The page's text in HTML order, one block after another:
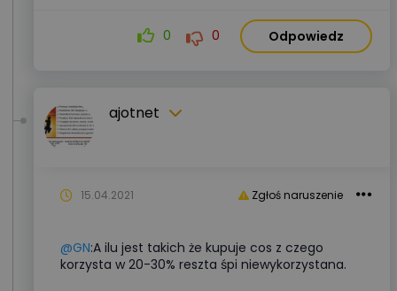
0 0 Odpowiedz
ajotnet
Zgłoś naruszenie
15.04.2021
@GN:A ilu jest takich że kupuje cos z czego
korzysta w 20-30% reszta śpi niewykorzystana.